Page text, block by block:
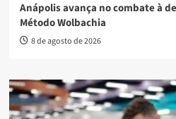
Anápolis avança no combate à
Método Wolbachia
8 de agosto de 2026